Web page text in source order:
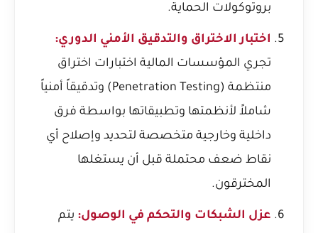
بروتوكولات الحماية.
اختبار الاختراق والتدقيق الأمني الدوري:
تجري المؤسسات المالية اختبارات اختراق
منتظمة (Penetration Testing) وتدقيقاً أمنياً
شاملاً لأنظمتها وتطبيقاتها بواسطة فرق
داخلية وخارجية متخصصة لتحديد وإصلاح أي
نقاط ضعف محتملة قبل أن يستغلها
المخترقون.
عزل الشبكات والتحكم في الوصول: يتم